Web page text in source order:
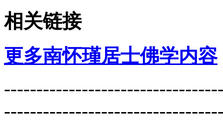
相关链接
更多南怀瑾居士佛学内容